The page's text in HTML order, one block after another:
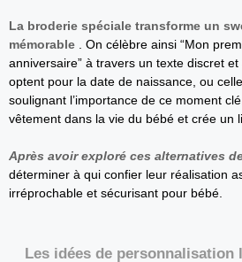
La broderie spéciale transforme un
mémorable . On célèbre ainsi “Mon
anniversaire” à travers un texte discret
optent pour la date de naissance, ou
soulignant l’importance de ce moment
vêtement dans la vie du bébé et crée un
Après avoir exploré ces alternatives
déterminer à qui confier leur réalisation
irréprochable et sécurisant pour bébé.
Les idées de personnalisation